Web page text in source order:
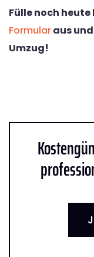
Fülle noch
Formularaus
Umzug!